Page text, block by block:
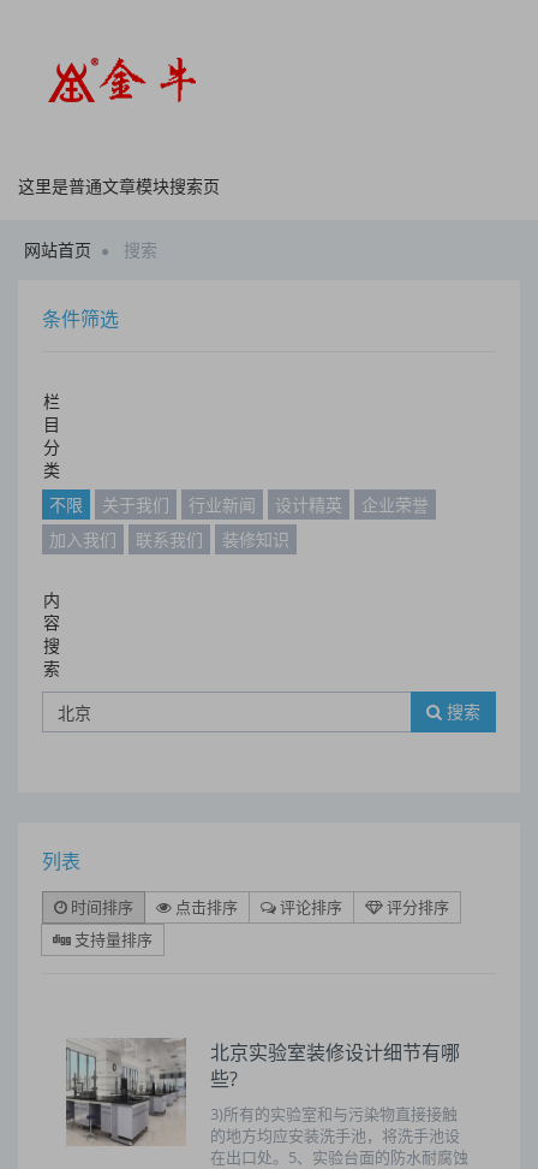
这里是普通文章模块搜索页
网站首页 搜索
条件筛选
栏
目
分
类
不限
关于我们 行业新闻 设计精英
企业荣誉
加入我们
联系我们 装修知识
内
容
搜
索
搜索
列表
时间排序 点击排序 评论排序
评分排序
支持量排序
北京实验室装修设计细节有哪
些?
3)所有的实验室和与污染物直接接触
的地方均应安装洗手池，将洗手池设
在出口处。5、实验台面的防水耐腐蚀